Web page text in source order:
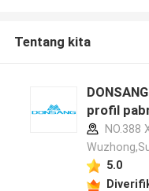
Tentang kita
profil
NO.388
5.0